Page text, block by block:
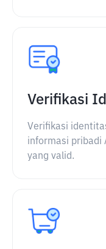
Verifikasi
Verifikasi
informasi pribadi
yang valid.